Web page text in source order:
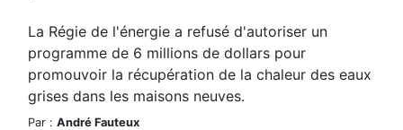
La Régie de l'énergie a refusé d'autoriser un
programme de 6 millions de dollars pour
promouvoir la récupération de la chaleur des eaux
grises dans les maisons neuves.
Par : André Fauteux